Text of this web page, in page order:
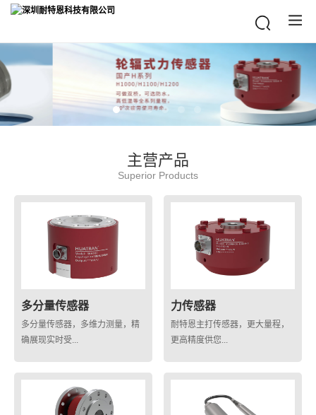
主营产品
Superior Products
多分量传感器
多分量传感器，多维力测量，精
确展现实时受...
力传感器
耐特恩主打传感器，更大量程，
更高精度供您...